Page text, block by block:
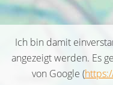
Ich bin damit
angezeigt werden. Es
von Google (